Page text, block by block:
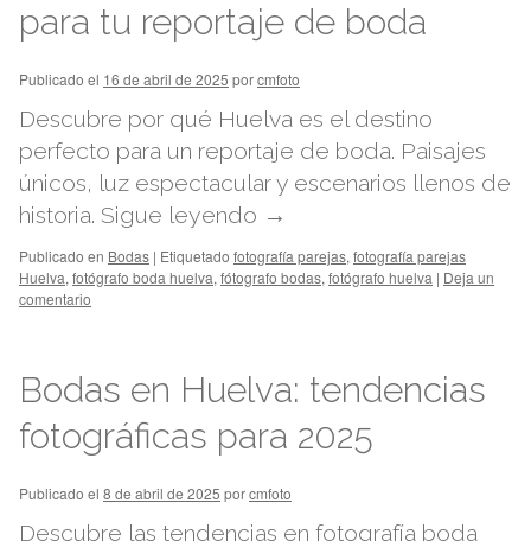
para tu reportaje de boda
Publicado el 16 de abril de 2025 porcmfoto
Descubre por qué Huelva es el destino
perfecto para un reportaje de boda. Paisajes
únicos, luz espectacular y escenarios llenos de
historia. Sigue leyendo →
Publicado en Bodas | Etiquetado fotografía parejas, fotografía parejas
Huelva, fotógrafo boda huelva, fótografo bodas, fotógrafo huelva | Deja un
comentario
Bodas en Huelva: tendencias
fotográficas para 2025
Publicado el 8 de abril de 2025 porcmfoto
Descubre las tendencias en fotografía boda